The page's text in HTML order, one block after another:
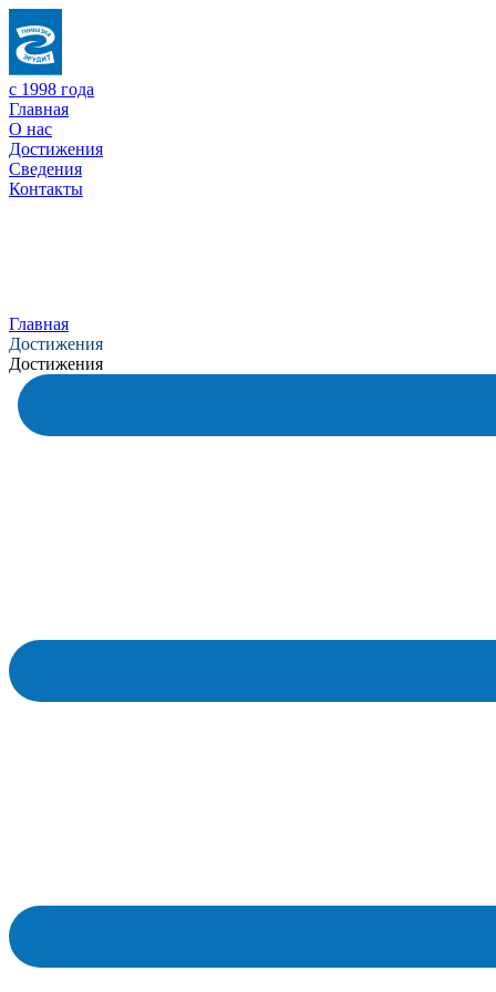
с 1998 года
Главная
О нас
Достижения
Сведения
Контакты
Главная
Достижения
Достижения